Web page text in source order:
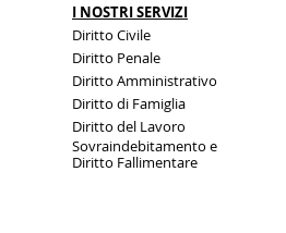
I NOSTRI SERVIZI
Diritto Civile
Diritto Penale
Diritto Amministrativo
Diritto di Famiglia
Diritto del Lavoro
Sovraindebitamento e
Diritto Fallimentare